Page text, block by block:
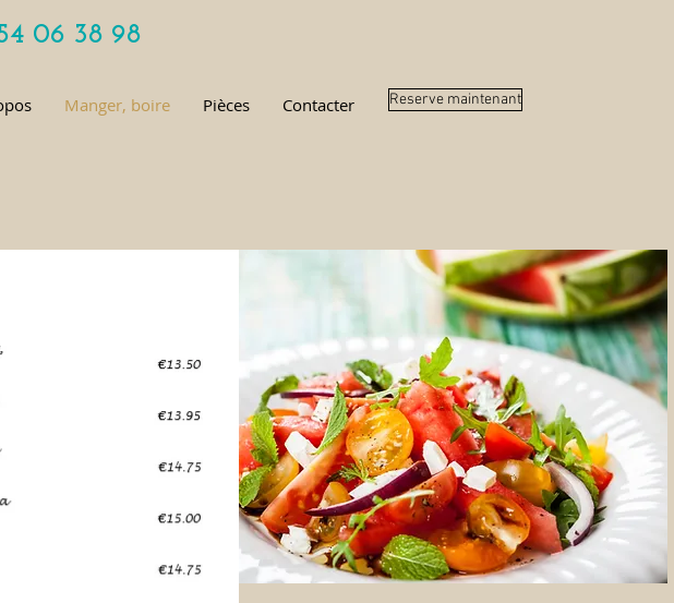
Manger, boire Pièces Contacter Reserve maintenant
06 38 98